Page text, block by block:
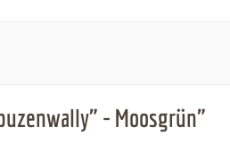
- Moosgrün"